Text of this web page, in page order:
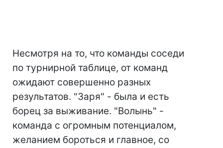
Несмотря на то, что команды соседи
по турнирной таблице, от команд
ожидают совершенно разных
результатов. "Заря" - была и есть
борец за выживание. "Волынь" -
команда с огромным потенциалом,
желанием бороться и главное, со